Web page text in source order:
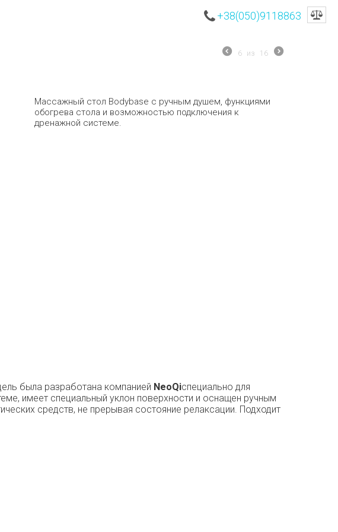
+38(050)9118863
6 из 16
Массажный стол Bodybase с ручным душем, функциями
обогрева стола и возможностью подключения к
дренажной системе.
была разработана компанией NeoQiспециально для
имеет специальный уклон поверхности и оснащен ручным
средств, не прерывая состояние релаксации. Подходит